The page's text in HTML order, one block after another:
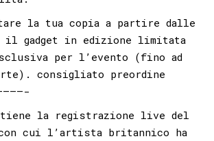
la tua copia a partire dalle
gadget in edizione limitata
per l’evento (fino ad
consigliato preordine
la registrazione live del
cui l’artista britannico ha